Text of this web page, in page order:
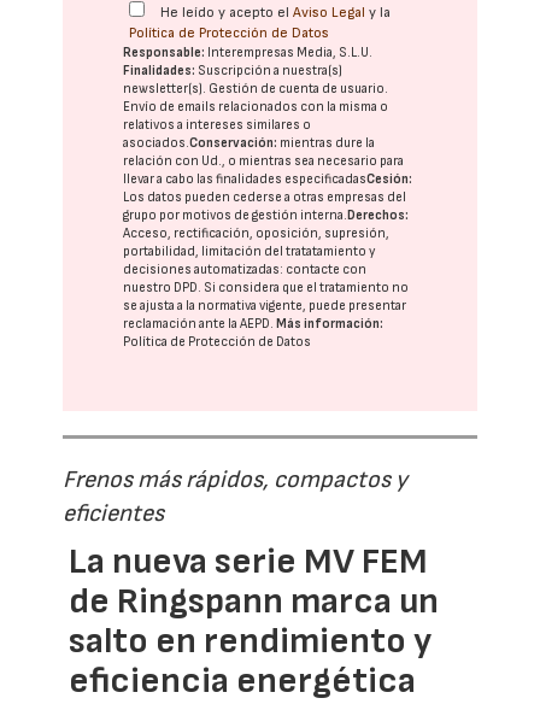
He leído y acepto elAviso Legal y la
Política de Protección de Datos
Responsable: Interempresas Media, S.L.U.
Finalidades: Suscripción a nuestra(s)
newsletter(s). Gestión de cuenta de usuario.
Envío de emails relacionados con la misma o
relativos a intereses similares o
asociados.Conservación: mientras dure la
relación con Ud., o mientras sea necesario para
llevar a cabo las finalidades especificadasCesión:
Los datos pueden cederse a otras empresas del
grupo por motivos de gestión interna.Derechos:
Acceso, rectificación, oposición, supresión,
portabilidad, limitación del tratatamiento y
decisiones automatizadas: contacte con
nuestro DPD . Si considera que el tratamiento no
se ajusta a la normativa vigente, puede presentar
reclamación ante laAEPD .Más información:
Política de Protección de Datos
Frenos más rápidos, compactos y
eficientes
La nueva serie MV FEM
de Ringspann marca un
salto en rendimiento y
eficiencia energética